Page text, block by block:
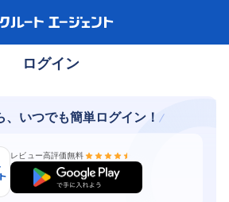
ログイン
、いつでも簡単ログイン！
レビュー高評価無料